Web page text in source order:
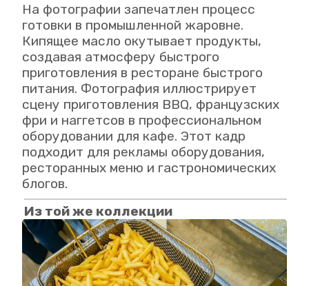
На фотографии запечатлен процесс
готовки в промышленной жаровне.
Кипящее масло окутывает продукты,
создавая атмосферу быстрого
приготовления в ресторане быстрого
питания. Фотография иллюстрирует
сцену приготовления BBQ, французских
фри и наггетсов в профессиональном
оборудовании для кафе. Этот кадр
подходит для рекламы оборудования,
ресторанных меню и гастрономических
блогов.
Из той же коллекции